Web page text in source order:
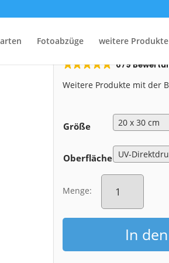
Fotoabzüge weitere Produkte
Alu-Dibond/ Alu-Dibond (01334-PopArt)
Alu-Dibond
679
Weitere Produkte mit der
Größe
Oberfläche
Menge:
Alu-
Dibond
PopArt)
Menge
In